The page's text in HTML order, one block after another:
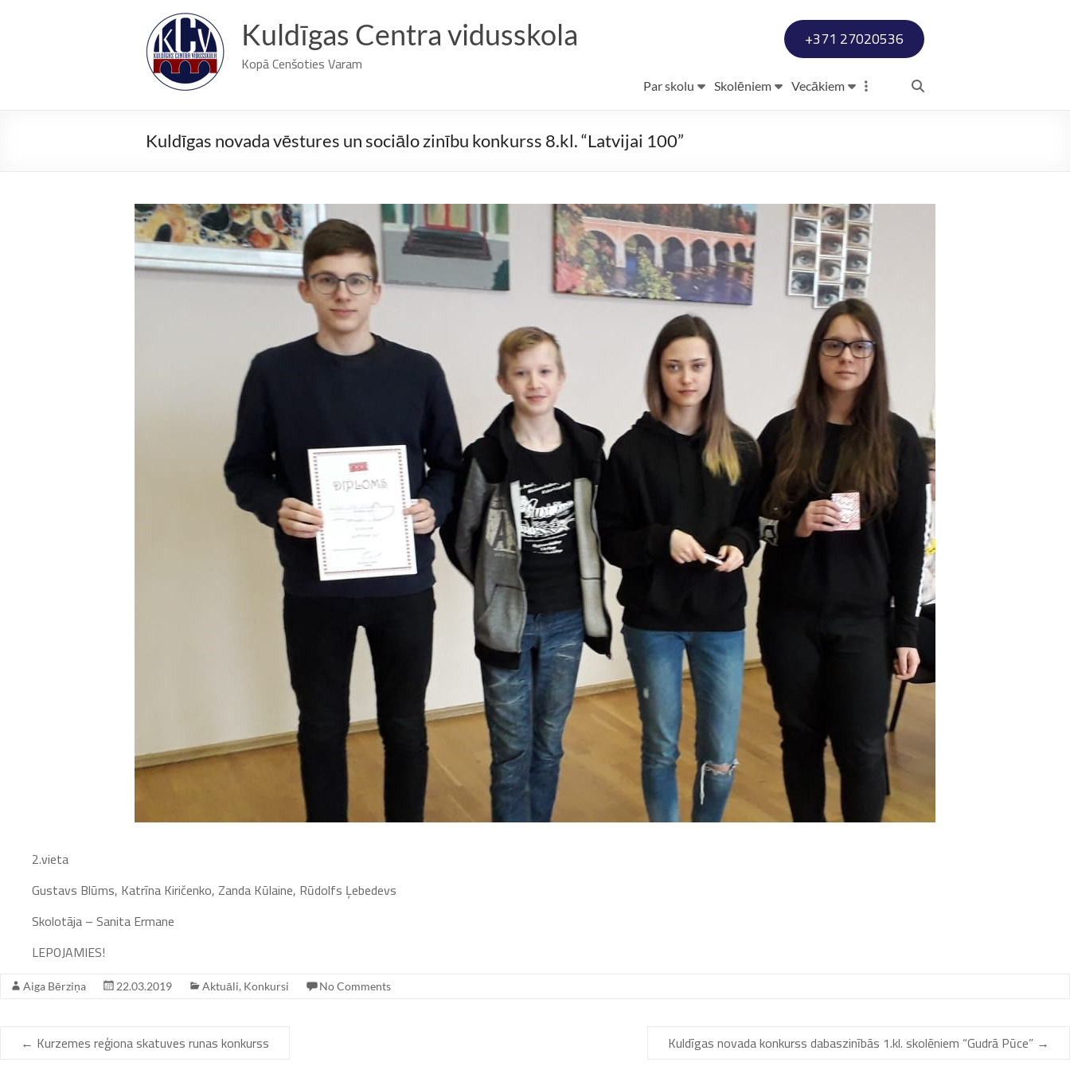
Kuldīgas Centra vidusskola
Kopā Cenšoties Varam
+371 27020536
Par skolu Skolēniem Vecākiem
Kuldīgas novada vēstures un sociālo zinību konkurss 8.kl. “Latvijai 100”
2.vieta
Gustavs Blūms, Katrīna Kiričenko, Zanda Kūlaine, Rūdolfs Ļebedevs
Skolotāja – Sanita Ermane
LEPOJAMIES!
Aiga Bērziņa 22.03.2019 Aktuāli, Konkursi No Comments
← Kurzemes reģiona skatuves runas konkurss Kuldīgas novada konkurss dabaszinībās 1.kl. skolēniem “Gudrā Pūce” →